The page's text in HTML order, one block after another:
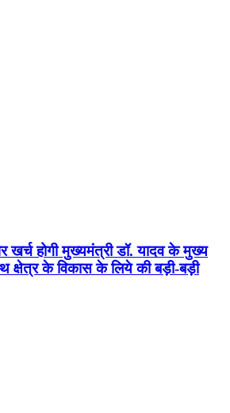
होगी मुख्यमंत्री डॉ. यादव के मुख्य
क्षेत्र के विकास के लिये की बड़ी-बड़ी